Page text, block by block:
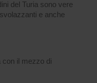
del Turia sono vere
e anche
con il mezzo di